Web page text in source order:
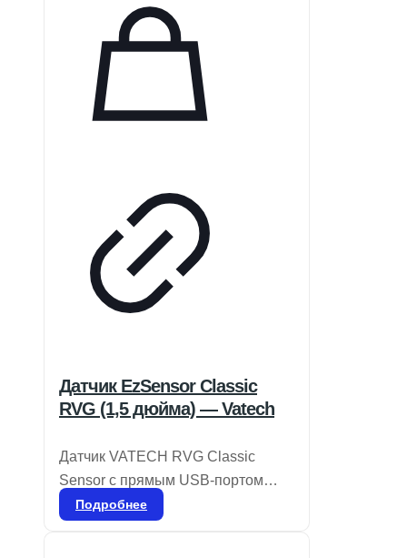
событий. Имеет функцию
автоматического включения/
выключения, режим
энергосбережения и
автонастройку яркости экрана.
Данные сохраняются на SD-карте
беспроводной передачи
информации (Bluetooth, WIFI,
GPRS).
Датчик EzSensor Classic
RVG (1,5 дюйма) — Vatech
Датчик VATECH RVG Classic
Sensor с прямым USB-портом
отличается компактностью и
Подробнее